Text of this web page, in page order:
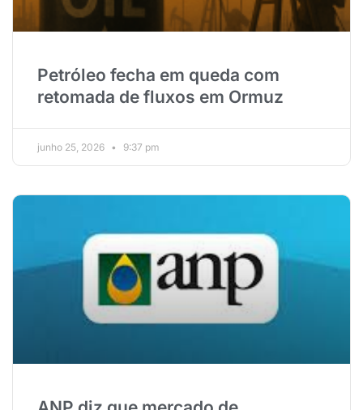
Petróleo fecha em queda com
retomada de fluxos em Ormuz
junho 25, 2026 9:37 pm